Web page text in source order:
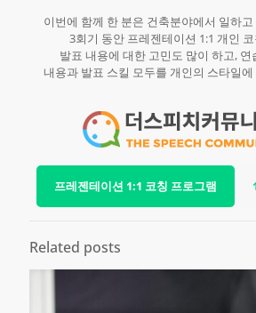
이번에 함께 한 분은 건축분야에서 일하
3회기 동안 프레젠테이션 1:1 개인
발표 내용에 대한 고민도 많이 하고, 연
내용과 발표 스킬 모두를 개인의 스타일
프레젠테이션 1:1 코칭 프로그램
Related posts